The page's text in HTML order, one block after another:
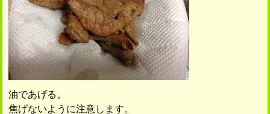
油であげる。
焦げないように注意します。